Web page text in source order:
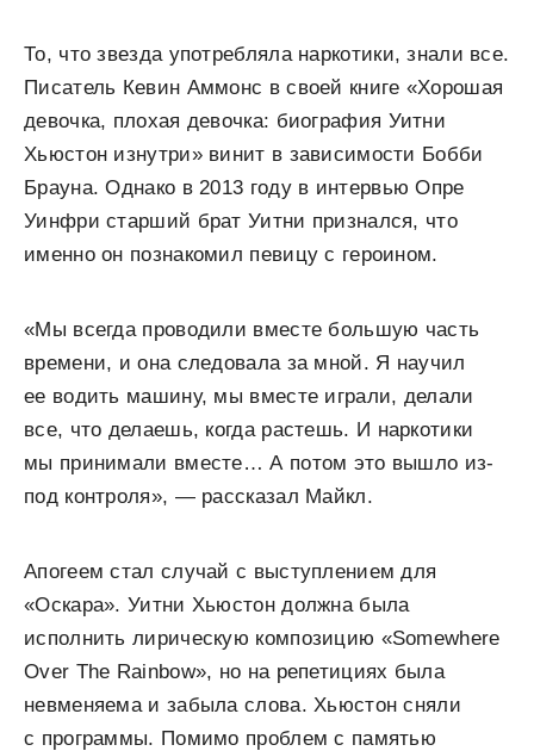
То, что звезда употребляла наркотики, знали все.
Писатель Кевин Аммонс в своей книге «Хорошая
девочка, плохая девочка: биография Уитни
Хьюстон изнутри» винит в зависимости Бобби
Брауна. Однако в 2013 году в интервью Опре
Уинфри старший брат Уитни признался, что
именно он познакомил певицу с героином.
«Мы всегда проводили вместе большую часть
времени, и она следовала за мной. Я научил
ее водить машину, мы вместе играли, делали
все, что делаешь, когда растешь. И наркотики
мы принимали вместе… А потом это вышло из-
под контроля», — рассказал Майкл.
Апогеем стал случай с выступлением для
«Оскара». Уитни Хьюстон должна была
исполнить лирическую композицию «Somewhere
Over The Rainbow», но на репетициях была
невменяема и забыла слова. Хьюстон сняли
с программы. Помимо проблем с памятью